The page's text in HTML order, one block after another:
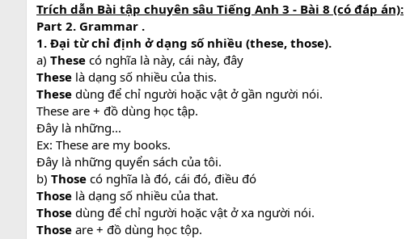
Trích dẫn Bài tập chuyên sâu Tiếng Anh 3 - Bài 8 (có đáp án):
Part 2. Grammar .
1. Đại từ chỉ định ở dạng số nhiều (these, those).
a) These có nghĩa là này, cái này, đây
These là dạng số nhiều của this.
These dùng để chỉ người hoặc vật ở gần người nói.
These are + đồ dùng học tập.
Đây là những...
Ex: These are my books.
Đây là những quyển sách của tôi.
b) Those có nghĩa là đó, cái đó, điều đó
Those là dạng số nhiều của that.
Those dùng để chỉ người hoặc vật ở xa người nói.
Those are + đồ dùng học tộp.